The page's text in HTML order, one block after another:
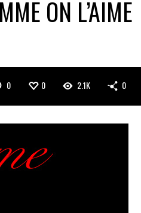
ON L’AIME
0 0 2.1K 0